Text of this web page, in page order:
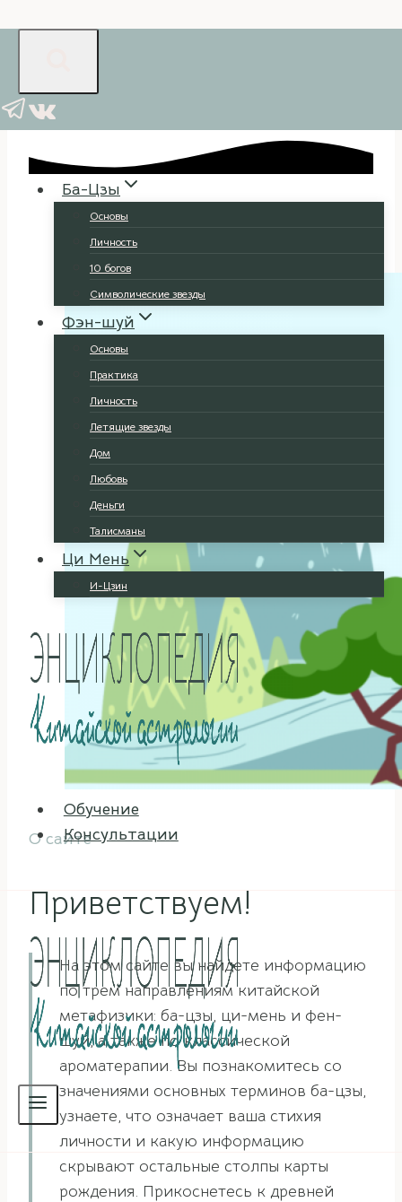
содержимому
Ба-Цзы
Основы
Личность
10 богов
Символические звезды
Фэн-шуй
Основы
Практика
Личность
Летящие звезды
Дом
Любовь
Деньги
Талисманы
Ци Мень
И-Цзин
Обучение
Консультации
О сайте
Приветствуем!
На этом сайте вы найдете информацию
по трем направлениям китайской
метафизики: ба-цзы, ци-мень и фен-
шуй, а также по классической
ароматерапии. Вы познакомитесь со
значениями основных терминов ба-цзы,
узнаете, что означает ваша стихия
личности и какую информацию
скрывают остальные столпы карты
рождения. Прикоснетесь к древней